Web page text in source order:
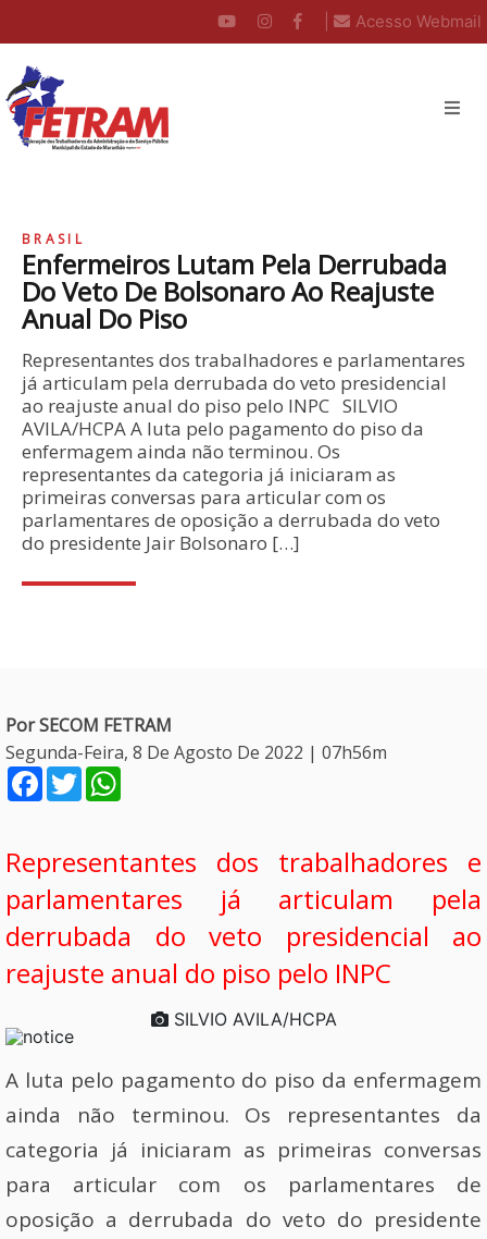
Acesso Webmail
BRASIL
Enfermeiros Lutam Pela Derrubada
Do Veto De Bolsonaro Ao Reajuste
Anual Do Piso
Representantes dos trabalhadores e parlamentares
já articulam pela derrubada do veto presidencial
ao reajuste anual do piso pelo INPC SILVIO
AVILA/HCPA A luta pelo pagamento do piso da
enfermagem ainda não terminou. Os
representantes da categoria já iniciaram as
primeiras conversas para articular com os
parlamentares de oposição a derrubada do veto
do presidente Jair Bolsonaro […]
Por SECOM FETRAM
Segunda-Feira, 8 De Agosto De 2022 | 07h56m
Facebook
Twitter
Representantes dos trabalhadores e
parlamentares já articulam pela
derrubada do veto presidencial ao
reajuste anual do piso pelo INPC
SILVIO AVILA/HCPA
A luta pelo pagamento do piso da enfermagem
ainda não terminou. Os representantes da
categoria já iniciaram as primeiras conversas
para articular com os parlamentares de
oposição a derrubada do veto do presidente